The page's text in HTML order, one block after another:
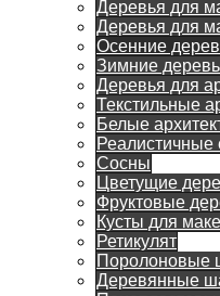
Деревья для
Деревья для
Осенние
Зимние
Деревья для
Текстильные
Белые
Реалистичные
Сосны
Цветущие
Фруктовые
Кусты для
Ретикулят
Поролоновые
Деревянные